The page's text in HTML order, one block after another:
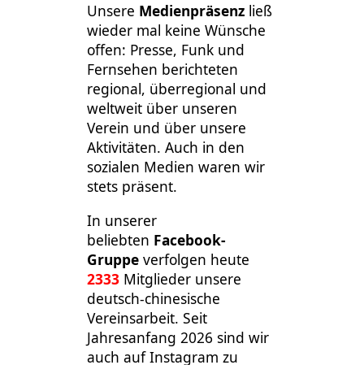
Unsere Medienpräsenz ließ
wieder mal keine Wünsche
offen: Presse, Funk und
Fernsehen berichteten
regional, überregional und
weltweit über unseren
Verein und über unsere
Aktivitäten. Auch in den
sozialen Medien waren wir
stets präsent.
In unserer
beliebten Facebook-
Gruppe verfolgen heute
2333 Mitglieder unsere
deutsch-chinesische
Vereinsarbeit. Seit
Jahresanfang 2026 sind wir
auch auf Instagram zu